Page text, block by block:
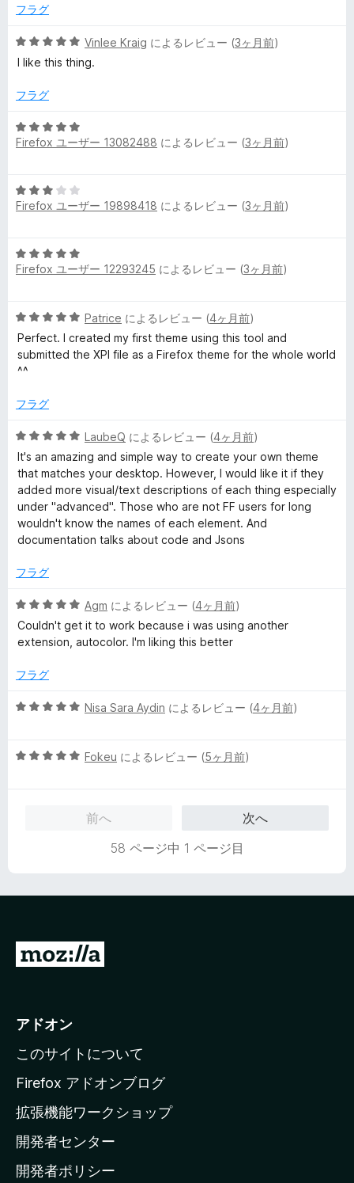
5
評
価
フラグ
5
段
中
の
評
Vinlee Kraig によるレビュー (3ヶ月前)
I like this thing.
フラグ
5
段
5
の
Firefox ユーザー 13082488 によるレビュー (3ヶ月前)
5
段
3
の
Firefox ユーザー 19898418 によるレビュー (3ヶ月前)
5
段
5
の
評
価
Firefox ユーザー 12293245 によるレビュー (3ヶ月前)
5
段
階
中
の
価
Patrice によるレビュー (4ヶ月前)
Perfect. I created my first theme using this tool and
submitted the XPI file as a Firefox theme for the whole world
^^
フラグ
5
段
階
中
5
の
評
LaubeQ によるレビュー (4ヶ月前)
It's an amazing and simple way to create your own theme
that matches your desktop. However, I would like it if they
added more visual/text descriptions of each thing especially
under "advanced". Those who are not FF users for long
wouldn't know the names of each element. And
documentation talks about code and Jsons
フラグ
5
段
階
5
評
Agm によるレビュー (4ヶ月前)
Couldn't get it to work because i was using another
extension, autocolor. I'm liking this better
フラグ
5
中
Nisa Sara Aydin によるレビュー (4ヶ月前)
5
Fokeu によるレビュー (5ヶ月前)
前へ
次へ
58 ページ中 1 ページ目
M
i
l
a
ホ
ー
ム
アドオン
このサイトについて
Firefox アドオンブログ
拡張機能ワークショップ
開発者センター
開発者ポリシー